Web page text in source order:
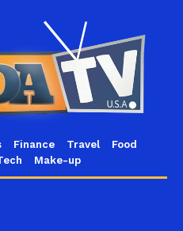
Finance Travel
Food
Make-up